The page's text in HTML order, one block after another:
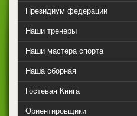
Президиум федерации
Наши тренеры
Наши мастера спорта
Наша сборная
Гостевая Книга
Ориентировщики